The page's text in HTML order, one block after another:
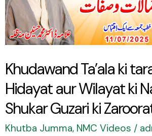
Khudawand Ta’ala ki
Hidayat aur Wilayat ki
Shukar Guzari ki
Khutba Jumma, NMC Videos /
Hidayat
aur
ki
Naimat
par